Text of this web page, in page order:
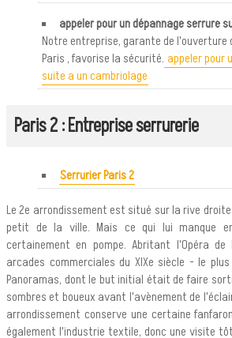
appeler pour un dépannage serrure
Notre entreprise, garante de l'ouverture
Paris , favorise la sécurité. appeler pour
suite a un cambriolage
Paris 2 : Entreprise serrurerie
Serrurier Paris 2
Le 2e arrondissement est situé sur la rive
petit de la ville. Mais ce qui lui manque
certainement en pompe. Abritant l'Opéra
arcades commerciales du XIXe siècle - le
Panoramas, dont le but initial était de faire
sombres et boueux avant l'avènement de
arrondissement conserve une certaine
également l'industrie textile, donc une visite